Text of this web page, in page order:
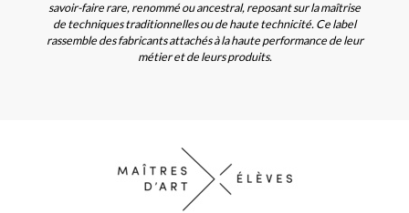
savoir-faire rare, renommé ou ancestral, reposant sur la maîtrise
de techniques traditionnelles ou de haute technicité. Ce label
rassemble des fabricants attachés à la haute performance de leur
métier et de leurs produits.